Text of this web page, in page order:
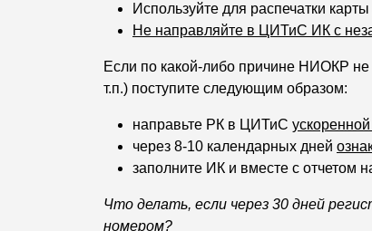
Используйте для распечатки карты
Не направляйте в ЦИТиС ИК с
Если по какой-либо причине НИОКР
т.п.) поступите следующим образом:
направьте РК в ЦИТиС
через 8-10 календарных дней
заполните ИК и вместе с отчетом
Что делать, если через 30 дней
номером?